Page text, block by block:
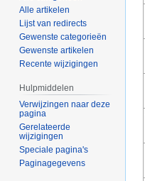
Alle artikelen
Lijst van redirects
Gewenste categorieën
Gewenste artikelen
Recente wijzigingen
Hulpmiddelen
Verwijzingen naar deze
pagina
Gerelateerde
wijzigingen
Speciale pagina's
Paginagegevens